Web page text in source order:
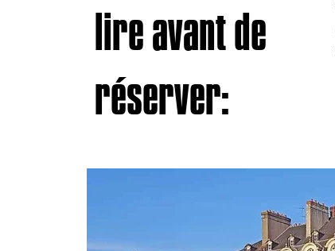
lire avant de
réserver: